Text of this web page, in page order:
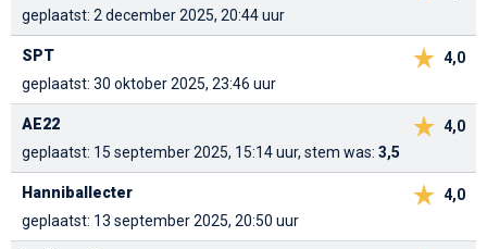
geplaatst: 2 december 2025, 20:44 uur
4,0
SPT
geplaatst: 30 oktober 2025, 23:46 uur
4,0
AE22
geplaatst: 15 september 2025, 15:14 uur, stem was: 3,5
4,0
Hanniballecter
geplaatst: 13 september 2025, 20:50 uur